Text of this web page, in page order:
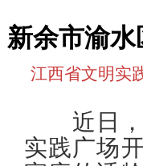
新余市渝
江西省文明实
近日，
实践广场